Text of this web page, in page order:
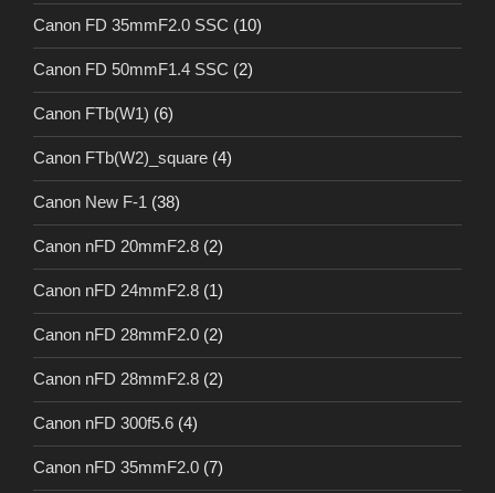
Canon FD 35mmF2.0 SSC (10)
Canon FD 50mmF1.4 SSC (2)
Canon FTb(W1) (6)
Canon FTb(W2)_square (4)
Canon New F-1 (38)
Canon nFD 20mmF2.8 (2)
Canon nFD 24mmF2.8 (1)
Canon nFD 28mmF2.0 (2)
Canon nFD 28mmF2.8 (2)
Canon nFD 300f5.6 (4)
Canon nFD 35mmF2.0 (7)